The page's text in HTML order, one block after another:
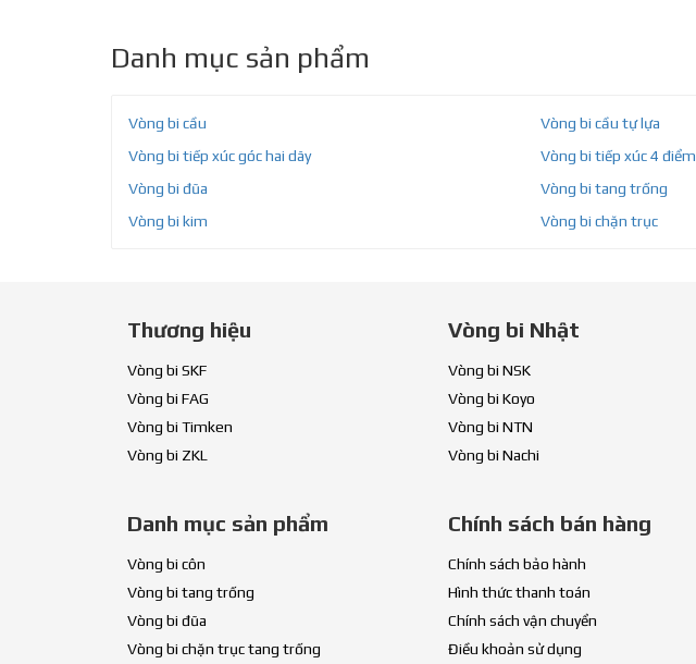
Danh mục sản phẩm
Vòng bi cầu Vòng bi cầu tự lựa
Vòng bi tiếp xúc góc hai dãy
Vòng bi tiếp xúc 4 điểm
Vòng bi đũa
Vòng bi tang trống
Vòng bi kim
Vòng bi chặn trục
Thương hiệu
Vòng bi SKF
Vòng bi FAG
Vòng bi Timken
Vòng bi ZKL
Vòng bi Nhật
Vòng bi NSK
Vòng bi Koyo
Vòng bi NTN
Vòng bi Nachi
Danh mục sản phẩm
Vòng bi côn
Vòng bi tang trống
Vòng bi đũa
Vòng bi chặn trục tang trống
Chính sách bán hàng
Chính sách bảo hành
Hình thức thanh toán
Chính sách vận chuyển
Điều khoản sử dụng